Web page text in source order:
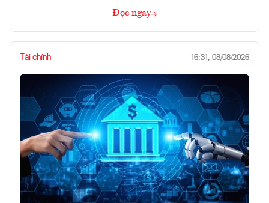
Đọc ngay
Tài chính 16:31, 08/08/2026